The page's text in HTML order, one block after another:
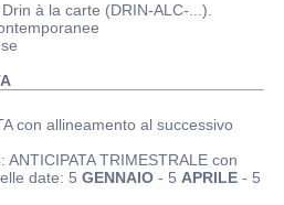
à la carte (DRIN-ALC-...).
con allineamento al successivo
ANTICIPATA TRIMESTRALE con
date: 5 GENNAIO - 5 APRILE - 5